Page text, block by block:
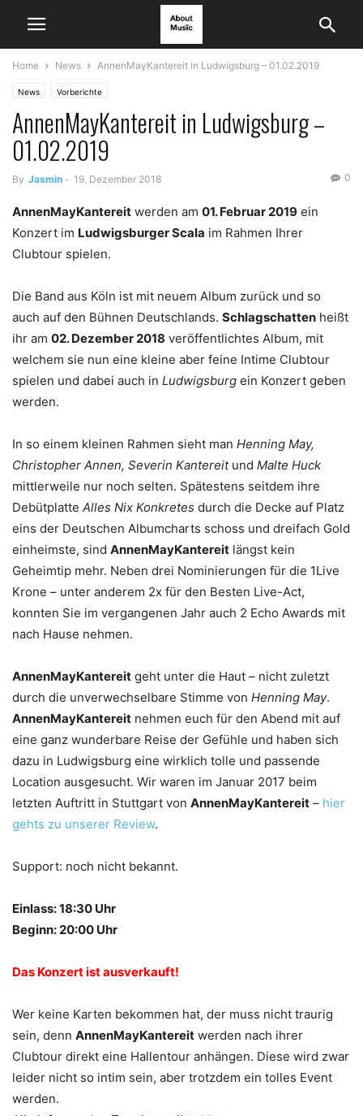
Home News AnnenMayKantereit in Ludwigsburg – 01.02.2019
News Vorberichte
AnnenMayKantereit in Ludwigsburg –
01.02.2019
By Jasmin - 19. Dezember 2018 0
AnnenMayKantereit werden am 01. Februar 2019 ein
Konzert im Ludwigsburger Scala im Rahmen Ihrer
Clubtour spielen.
Die Band aus Köln ist mit neuem Album zurück und so
auch auf den Bühnen Deutschlands. Schlagschatten heißt
ihr am 02. Dezember 2018 veröffentlichtes Album, mit
welchem sie nun eine kleine aber feine Intime Clubtour
spielen und dabei auch in Ludwigsburg ein Konzert geben
werden.
In so einem kleinen Rahmen sieht man Henning May,
Christopher Annen, Severin Kantereitund Malte Huck
mittlerweile nur noch selten. Spätestens seitdem ihre
Debütplatte Alles Nix Konkretes durch die Decke auf Platz
eins der Deutschen Albumcharts schoss und dreifach Gold
einheimste, sind AnnenMayKantereit längst kein
Geheimtip mehr. Neben drei Nominierungen für die 1Live
Krone – unter anderem 2x für den Besten Live-Act,
konnten Sie im vergangenen Jahr auch 2 Echo Awards mit
nach Hause nehmen.
AnnenMayKantereit geht unter die Haut – nicht zuletzt
durch die unverwechselbare Stimme von Henning May.
AnnenMayKantereit nehmen euch für den Abend mit auf
eine ganz wunderbare Reise der Gefühle und haben sich
dazu in Ludwigsburg eine wirklich tolle und passende
Location ausgesucht. Wir waren im Januar 2017 beim
letzten Auftritt in Stuttgart von AnnenMayKantereit – hier
gehts zu unserer Review.
Support: noch nicht bekannt.
Einlass: 18:30 Uhr
Beginn: 20:00 Uhr
Das Konzert ist ausverkauft!
Wer keine Karten bekommen hat, der muss nicht traurig
sein, denn AnnenMayKantereit werden nach ihrer
Clubtour direkt eine Hallentour anhängen. Diese wird zwar
leider nicht so intim sein, aber trotzdem ein tolles Event
werden.